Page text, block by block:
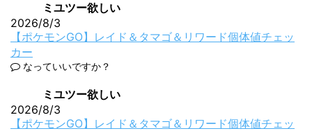
ミユツー欲しい
2026/8/3
【ポケモンGO】レイド＆タマゴ＆リワード個体値チェッ
カー
なっていいですか？
ミユツー欲しい
2026/8/3
【ポケモンGO】レイド＆タマゴ＆リワード個体値チェッ